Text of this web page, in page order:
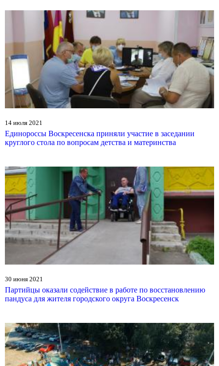
14 июля 2021
Единороссы Воскресенска приняли участие в заседании
круглого стола по вопросам детства и материнства
30 июня 2021
Партийцы оказали содействие в работе по восстановлению
пандуса для жителя городского округа Воскресенск